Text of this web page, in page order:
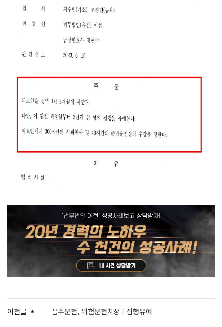
이전글 음주운전, 위험운전치상ㅣ집행유예